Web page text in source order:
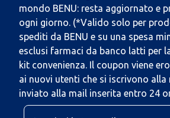
mondo BENU: resta aggiornato e
ogni giorno. (*Valido solo per
spediti da BENU e su una spesa
esclusi farmaci da banco latti per
kit convenienza. Il coupon viene
ai nuovi utenti che si iscrivono alla
inviato alla mail inserita entro 24